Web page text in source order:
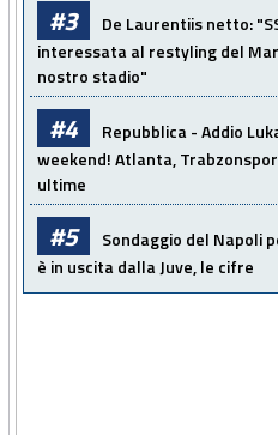
#3
De Laurentiis netto:
interessata al restyling del
nostro stadio"
#4
Repubblica - Addio
weekend! Atlanta,
ultime
#5
Sondaggio del Napoli
è in uscita dalla Juve, le cifre